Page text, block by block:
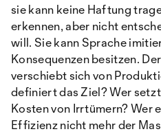
sie kann keine Haftung
erkennen, aber nicht
will. Sie kann Sprache
Konsequenzen besitzen.
verschiebt sich von
definiert das Ziel? Wer
Kosten von Irrtümern? Wer
Effizienz nicht mehr der